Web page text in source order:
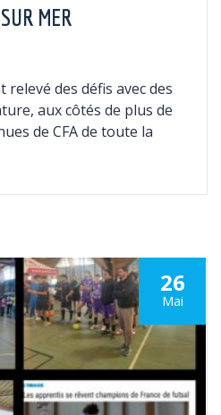
MER
des défis avec des
aux côtés de plus de
de CFA de toute la
26
Mai